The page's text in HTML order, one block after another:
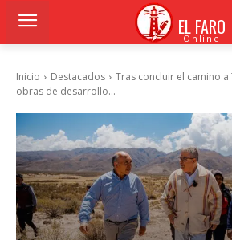
EL FARO
Online
Inicio Destacados
Tras concluir el camino
obras de desarrollo...